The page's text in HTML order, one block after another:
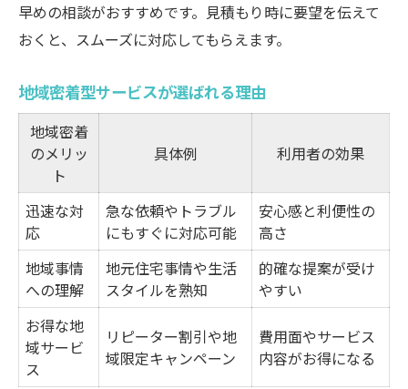
早めの相談がおすすめです。見積もり時に要望を伝えて
おくと、スムーズに対応してもらえます。
地域密着型サービスが選ばれる理由
地域密着
のメリッ
ト
具体例 利用者の効果
迅速な対
応
急な依頼やトラブル
にもすぐに対応可能
安心感と利便性の
高さ
地域事情
への理解
地元住宅事情や生活
スタイルを熟知
的確な提案が受け
やすい
お得な地
域サービ
ス
リピーター割引や地
域限定キャンペーン
費用面やサービス
内容がお得になる